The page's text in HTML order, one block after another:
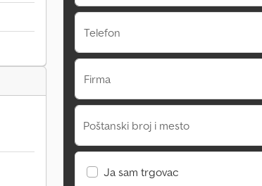
Telefon
Firma
Poštanski broj i mesto
Ja sam trgovac